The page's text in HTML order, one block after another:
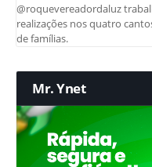
@roquevereadordaluz
realizações nos quatro
de famílias.
Mr. Ynet